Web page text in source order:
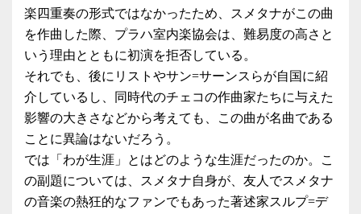
楽四重奏の形式ではなかったため、スメタナがこの曲
を作曲した際、プラハ室内楽協会は、難易度の高さと
いう理由とともに初演を拒否している。
それでも、後にリストやサン=サーンスらが自国に紹
介しているし、同時代のチェコの作曲家たちに与えた
影響の大きさなどから考えても、この曲が名曲である
ことに異論はないだろう。
では「わが生涯」とはどのような生涯だったのか。こ
の副題については、スメタナ自身が、友人でスメタナ
の音楽の熱狂的なファンでもあった著述家スルプ=デ